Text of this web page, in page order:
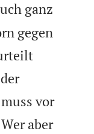
ganz
gegen
vor
aber